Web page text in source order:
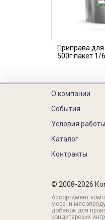
Приправа
500г пакет 1/
О компании
События
Условия работы
Каталог
Контракты
© 2008-2026
Ассортимент
море- и
добавок для
кондитерских